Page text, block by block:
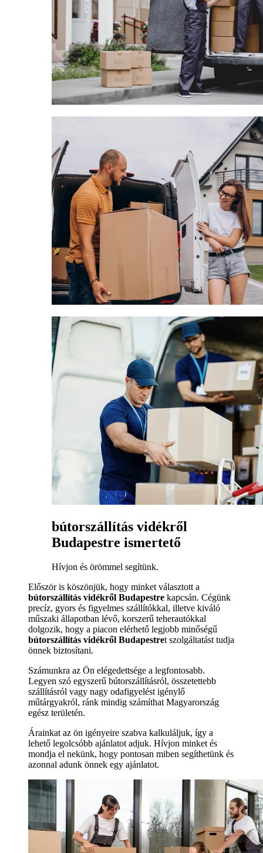
bútorszállítás vidékről
Budapestre ismertető
Hívjon és örömmel segítünk.
Először is köszönjük, hogy minket választott a
bútorszállítás vidékről Budapestre kapcsán. Cégünk
precíz, gyors és figyelmes szállítókkal, illetve kiváló
műszaki állapotban lévő, korszerű teherautókkal
dolgozik, hogy a piacon elérhető legjobb minőségű
bútorszállítás vidékről Budapestret szolgáltatást tudja
önnek biztosítani.
Számunkra az Ön elégedettsége a legfontosabb.
Legyen szó egyszerű bútorszállításról, összetettebb
szállításról vagy nagy odafigyelést igénylő
műtárgyakról, ránk mindig számíthat Magyarország
egész területén.
Árainkat az ön igényeire szabva kalkuláljuk, így a
lehető legolcsóbb ajánlatot adjuk. Hívjon minket és
mondja el nekünk, hogy pontosan miben segíthetünk és
azonnal adunk önnek egy ajánlatot.